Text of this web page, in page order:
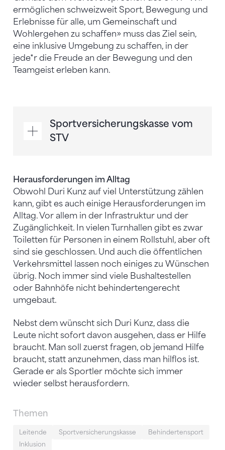
ermöglichen schweizweit Sport, Bewegung und
Erlebnisse für alle, um Gemeinschaft und
Wohlergehen zu schaffen» muss das Ziel sein,
eine inklusive Umgebung zu schaffen, in der
jede*r die Freude an der Bewegung und den
Teamgeist erleben kann.
Sportversicherungskasse vom
STV
Herausforderungen im Alltag
Obwohl Duri Kunz auf viel Unterstützung zählen
kann, gibt es auch einige Herausforderungen im
Alltag. Vor allem in der Infrastruktur und der
Zugänglichkeit. In vielen Turnhallen gibt es zwar
Toiletten für Personen in einem Rollstuhl, aber oft
sind sie geschlossen. Und auch die öffentlichen
Verkehrsmittel lassen noch einiges zu Wünschen
übrig. Noch immer sind viele Bushaltestellen
oder Bahnhöfe nicht behindertengerecht
umgebaut.
Nebst dem wünscht sich Duri Kunz, dass die
Leute nicht sofort davon ausgehen, dass er Hilfe
braucht. Man soll zuerst fragen, ob jemand Hilfe
braucht, statt anzunehmen, dass man hilflos ist.
Gerade er als Sportler möchte sich immer
wieder selbst herausfordern.
Themen
Leitende Sportversicherungskasse
Behindertensport
Inklusion